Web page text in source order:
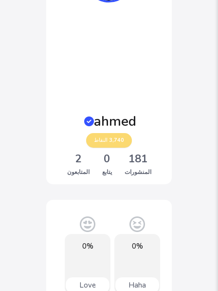
ahmed
3,740النقاط
181
المنشورات
0
يتابع
2
المتابعون
0%
Haha
0%
Love